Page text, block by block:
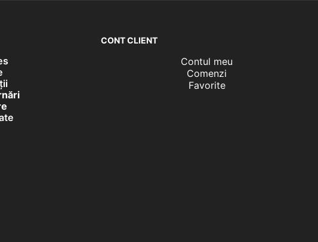
CONT CLIENT
Contul meu
Comenzi
Favorite